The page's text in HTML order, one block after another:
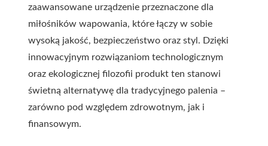
zaawansowane urządzenie przeznaczone dla
miłośników wapowania, które łączy w sobie
wysoką jakość, bezpieczeństwo oraz styl. Dzięki
innowacyjnym rozwiązaniom technologicznym
oraz ekologicznej filozofii produkt ten stanowi
świetną alternatywę dla tradycyjnego palenia –
zarówno pod względem zdrowotnym, jak i
finansowym.